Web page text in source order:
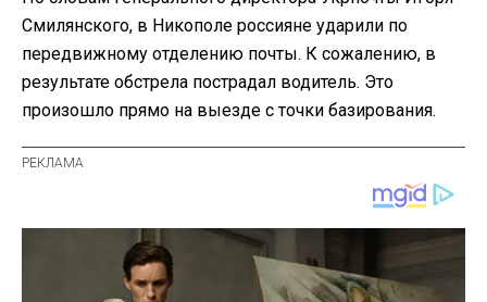
Смилянского, в Никополе россияне ударили по
передвижному отделению почты. К сожалению, в
результате обстрела пострадал водитель. Это
произошло прямо на выезде с точки базирования.